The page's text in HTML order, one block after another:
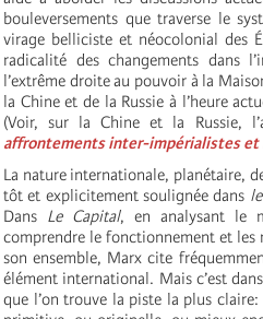
bouleversements que traverse le
virage belliciste et néocolonial des
radicalité des changements dans
l’extrême droite au pouvoir à la
la Chine et de la Russie à l’heure
(Voir, sur la Chine et la Russie,
affrontements inter-impérialistes et
La nature internationale, planétaire,
tôt et explicitement soulignée dans
Dans Le Capital, en analysant le
comprendre le fonctionnement et les
son ensemble, Marx cite
élément international. Mais c’est
que l’on trouve la piste la plus